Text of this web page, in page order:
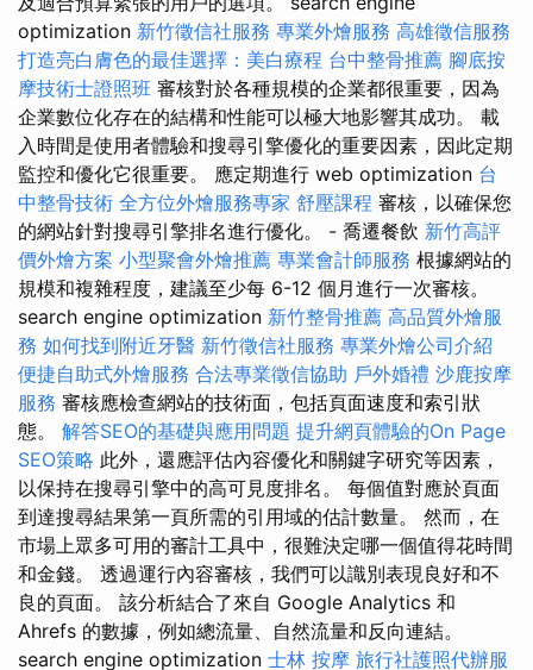
optimization 新竹徵信社服務 專業外燴服務 高雄徵信服務
打造亮白膚色的最佳選擇：美白療程 台中整骨推薦 腳底按
摩技術士證照班 審核對於各種規模的企業都很重要，因為
企業數位化存在的結構和性能可以極大地影響其成功。 載
入時間是使用者體驗和搜尋引擎優化的重要因素，因此定期
監控和優化它很重要。 應定期進行 web optimization 台
中整骨技術 全方位外燴服務專家 舒壓課程 審核，以確保您
的網站針對搜尋引擎排名進行優化。 - 喬遷餐飲 新竹高評
價外燴方案 小型聚會外燴推薦 專業會計師服務 根據網站的
規模和複雜程度，建議至少每 6-12 個月進行一次審核。
search engine optimization 新竹整骨推薦 高品質外燴服
務 如何找到附近牙醫 新竹徵信社服務 專業外燴公司介紹
便捷自助式外燴服務 合法專業徵信協助 戶外婚禮 沙鹿按摩
服務 審核應檢查網站的技術面，包括頁面速度和索引狀
態。 解答SEO的基礎與應用問題 提升網頁體驗的On Page
SEO策略 此外，還應評估內容優化和關鍵字研究等因素，
以保持在搜尋引擎中的高可見度排名。 每個值對應於頁面
到達搜尋結果第一頁所需的引用域的估計數量。 然而，在
市場上眾多可用的審計工具中，很難決定哪一個值得花時間
和金錢。 透過運行內容審核，我們可以識別表現良好和不
良的頁面。 該分析結合了來自 Google Analytics 和
Ahrefs 的數據，例如總流量、自然流量和反向連結。
search engine optimization 士林 按摩 旅行社護照代辦服